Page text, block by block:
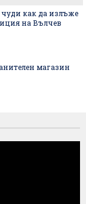
чуди как да излъже
на Вълчев
магазин